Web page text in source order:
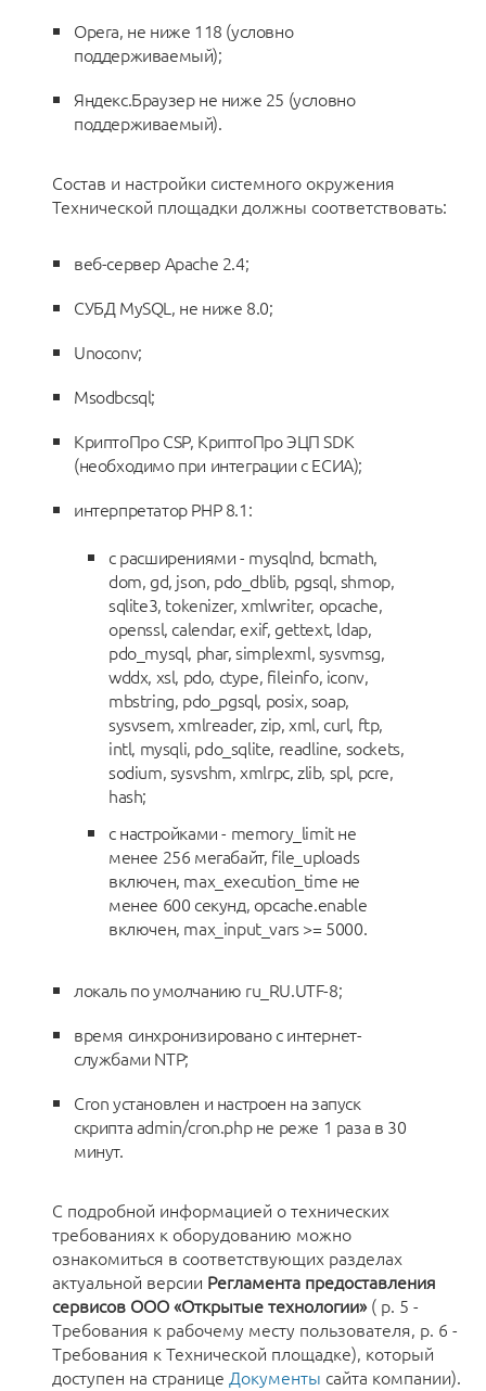
Opera, не ниже 118 (условно
поддерживаемый);
Яндекс.Браузер не ниже 25 (условно
поддерживаемый).
Состав и настройки системного окружения
Технической площадки должны соответствовать:
веб-сервер Apache 2.4;
СУБД MySQL, не ниже 8.0;
Unoconv;
Msodbcsql;
КриптоПро CSP, КриптоПро ЭЦП SDK
(необходимо при интеграции с ЕСИА);
интерпретатор PHP 8.1:
с расширениями - mysqlnd, bcmath,
dom, gd, json, pdo_dblib, pgsql, shmop,
sqlite3, tokenizer, xmlwriter, opcache,
openssl, calendar, exif, gettext, ldap,
pdo_mysql, phar, simplexml, sysvmsg,
wddx, xsl, pdo, ctype, fileinfo, iconv,
mbstring, pdo_pgsql, posix, soap,
sysvsem, xmlreader, zip, xml, curl, ftp,
intl, mysqli, pdo_sqlite, readline, sockets,
sodium, sysvshm, xmlrpc, zlib, spl, pcre,
hash;
с настройками - memory_limit не
менее 256 мегабайт, file_uploads
включен, max_execution_time не
менее 600 секунд, opcache.enable
включен, max_input_vars >= 5000.
локаль по умолчанию ru_RU.UTF-8;
время синхронизировано с интернет-
службами NTP;
Cron установлен и настроен на запуск
скрипта admin/cron.php не реже 1 раза в 30
минут.
С подробной информацией о технических
требованиях к оборудованию можно
ознакомиться в соответствующих разделах
актуальной версии Регламента предоставления
сервисов ООО «Открытые технологии»( р. 5 -
Требования к рабочему месту пользователя, р. 6 -
Требования к Технической площадке), который
доступен на странице Документы сайта компании).